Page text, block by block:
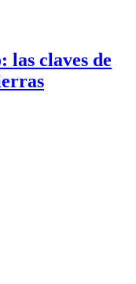
las claves de